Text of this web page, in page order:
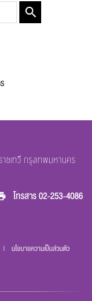
เทวี กรุงเทพมหานคร
โทรสาร02-253-4086
| นโยบายความเป็นส่วนตัว